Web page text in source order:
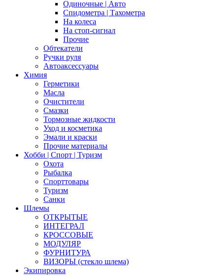
Одиночные | Авто
Спидометра | Тахометра
На колеса
На стоп-сигнал
Прочие
Обтекатели
Ручки руля
Автоаксессуары
Химия
Герметики
Масла
Очистители
Смазки
Тормозные жидкости
Уход и косметика
Эмали и краски
Прочие материалы
Хобби | Cпорт | Туризм
Охота
Рыбалка
Спорттовары
Туризм
Санки
Шлемы
ОТКРЫТЫЕ
ИНТЕГРАЛ
КРОССОВЫЕ
МОДУЛЯР
ФУРНИТУРА
ВИЗОРЫ (стекло шлема)
Экипировка